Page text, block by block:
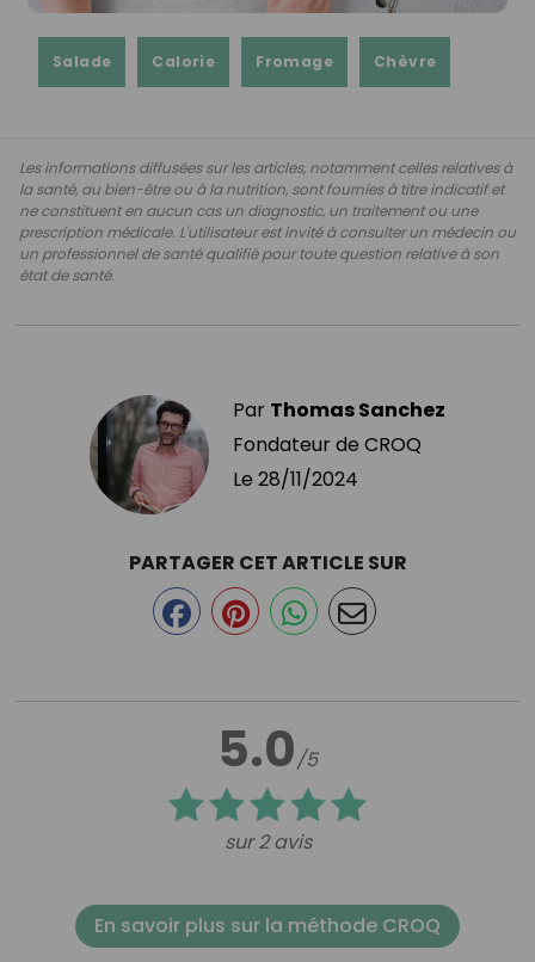
Salade Calorie Fromage Chèvre
Les informations diffusées sur les articles, notamment celles relatives à
la santé, au bien-être ou à la nutrition, sont fournies à titre indicatif et
ne constituent en aucun cas un diagnostic, un traitement ou une
prescription médicale. L'utilisateur est invité à consulter un médecin ou
un professionnel de santé qualifié pour toute question relative à son
état de santé.
Par Thomas Sanchez
Fondateur de CROQ
Le 28/11/2024
5.0/5
sur 2 avis
PARTAGER CET ARTICLE SUR
En savoir plus sur la méthode CROQ